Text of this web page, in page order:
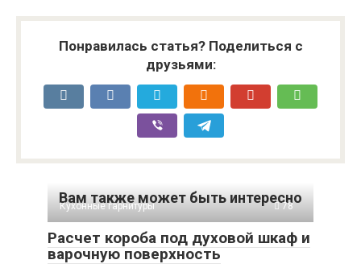
Понравилась статья? Поделиться с
друзьями:
Вам также может быть интересно
Кухонные гарнитуры 78
Расчет короба под духовой шкаф и
варочную поверхность